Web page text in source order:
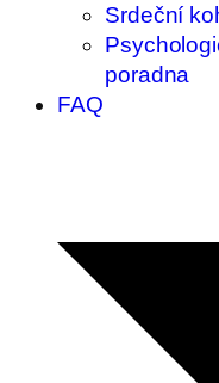
Srdeční
poradna
FAQ